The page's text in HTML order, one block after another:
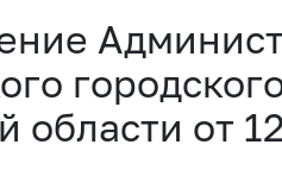
области от